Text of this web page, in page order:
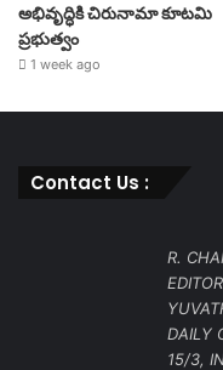
అభివృద్ధికి చిరునామా కూటమి
ప్రభుత్వం
1 week ago
Contact Us :
R.
DAILY
15/3,